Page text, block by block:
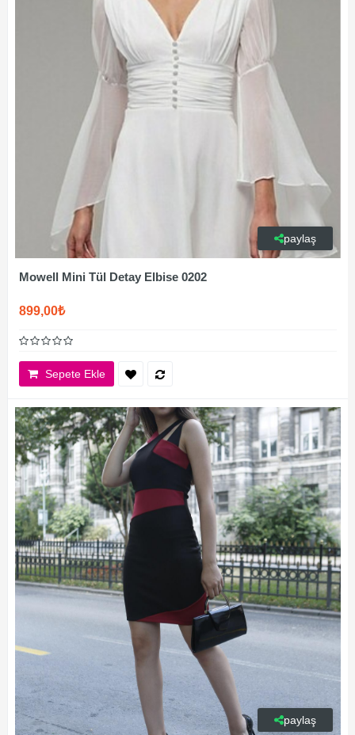
paylaş
Mowell Mini Tül Detay Elbise 0202
899,00₺
Sepete Ekle
paylaş